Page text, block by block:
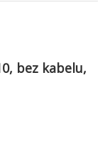
bez kabelu,